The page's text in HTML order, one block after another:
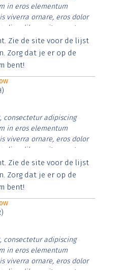
in eros elementum
viverra ornare, eros dolor
diam libero vitae erat.
cursus id rutrum lorem
risus tristique posuere.
Zie de site voor de lijst
Zorg dat je er op de
bent!
consectetur adipiscing
in eros elementum
viverra ornare, eros dolor
diam libero vitae erat.
cursus id rutrum lorem
risus tristique posuere.
Zie de site voor de lijst
Zorg dat je er op de
bent!
consectetur adipiscing
in eros elementum
viverra ornare, eros dolor
diam libero vitae erat.